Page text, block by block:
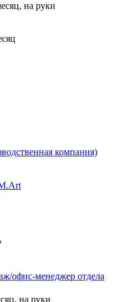
на руки
компания)
офис-менеджер отдела
на руки